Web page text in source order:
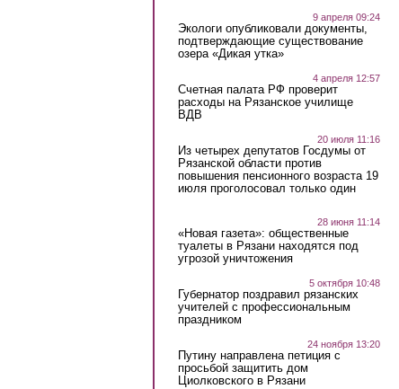
9 апреля 09:24
Экологи опубликовали документы,
подтверждающие существование
озера «Дикая утка»
4 апреля 12:57
Счетная палата РФ проверит
расходы на Рязанское училище
ВДВ
20 июля 11:16
Из четырех депутатов Госдумы от
Рязанской области против
повышения пенсионного возраста 19
июля проголосовал только один
28 июня 11:14
«Новая газета»: общественные
туалеты в Рязани находятся под
угрозой уничтожения
5 октября 10:48
Губернатор поздравил рязанских
учителей с профессиональным
праздником
24 ноября 13:20
Путину направлена петиция с
просьбой защитить дом
Циолковского в Рязани